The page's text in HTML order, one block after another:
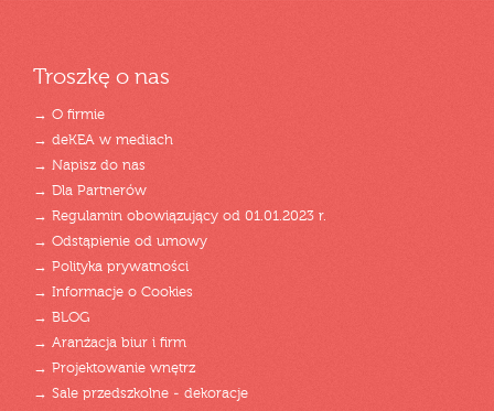
Troszkę o nas
→ O firmie
→ deKEA w mediach
→ Napisz do nas
→ Dla Partnerów
→ Regulamin obowiązujący od 01.01.2023 r.
→ Odstąpienie od umowy
→ Polityka prywatności
→ Informacje o Cookies
→ BLOG
→ Aranżacja biur i firm
→ Projektowanie wnętrz
→ Sale przedszkolne - dekoracje